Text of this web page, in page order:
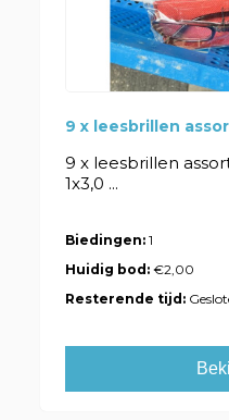
9 x leesbrillen
9 x leesbrillen
1x3,0 ...
Biedingen: 1
Huidig bod:€2,00
Resterende tijd: